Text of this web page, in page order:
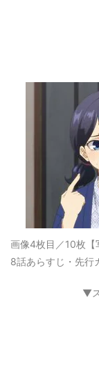
画像4枚目／10枚
8話あらすじ・先
▼